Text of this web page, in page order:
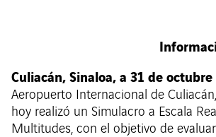
Culiacán, Sinaloa, a 31 de
Aeropuerto Internacional de
hoy realizó un Simulacro a Escala
Multitudes, con el objetivo de